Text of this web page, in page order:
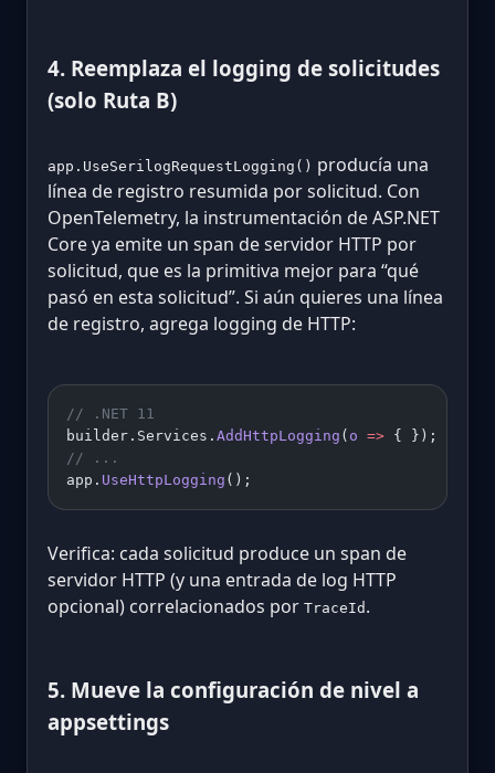
4. Reemplaza el logging de solicitudes
(solo Ruta B)
app.UseSerilogRequestLogging() producía una
línea de registro resumida por solicitud. Con
OpenTelemetry, la instrumentación de ASP.NET
Core ya emite un span de servidor HTTP por
solicitud, que es la primitiva mejor para “qué
pasó en esta solicitud”. Si aún quieres una línea
de registro, agrega logging de HTTP:
// .NET 11
builder.Services. AddHttpLogging ( o => { });
// ...
app. UseHttpLogging ();
Verifica: cada solicitud produce un span de
servidor HTTP (y una entrada de log HTTP
opcional) correlacionados por TraceId .
5. Mueve la configuración de nivel a
appsettings